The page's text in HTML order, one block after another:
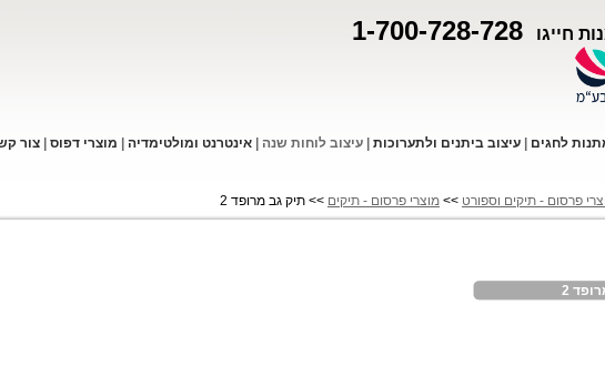
חייגו 1-700-728-728
לחגים עיצוב ביתנים ולתערוכות עיצוב לוחות שנה אינטרנט ומולטימדיה מוצרי דפוס צור
פרסום - תיקים וספורט >> מוצרי פרסום - תיקים >> תיק גב מרופד 2
2